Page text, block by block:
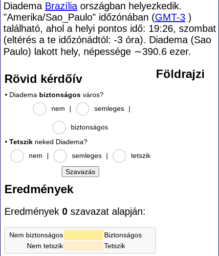
Diadema Brazília országban helyezkedik.
"Amerika/Sao_Paulo" időzónában (GMT-3 )
található, ahol a helyi pontos idő: 19:26, szombat
(eltérés a te időzónádtól: -3 óra). Diadema (Sao
Paulo) lakott hely, népessége ∼390.6 ezer.
Rövid kérdőív
• Diadema biztonságos város?
nem
| semleges |
biztonságos
• Tetszik neked Diadema?
nem
| semleges | tetszik
Eredmények
Eredmények 0 szavazat alapján:
Nem biztonságos
Biztonságos
Nem tetszik
Tetszik
Földrajzi